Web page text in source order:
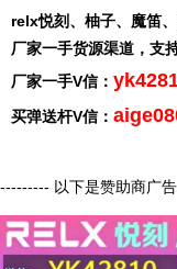
relx悦刻、柚子、魔笛
厂家一手货源渠道，支
厂家一手V信：
买弹送杆V信：
--------- 以下是赞助商广